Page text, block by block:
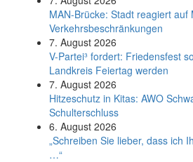
MAN-Brücke: Stadt reagiert auf
Verkehrsbeschränkungen
7. August 2026
V-Partei­³ fordert: Friedens­fest
Land­kreis Feier­tag werden
7. August 2026
Hitzeschutz in Kitas: AWO
Schulterschluss
6. August 2026
„Schreiben Sie lieber, dass ich
…“